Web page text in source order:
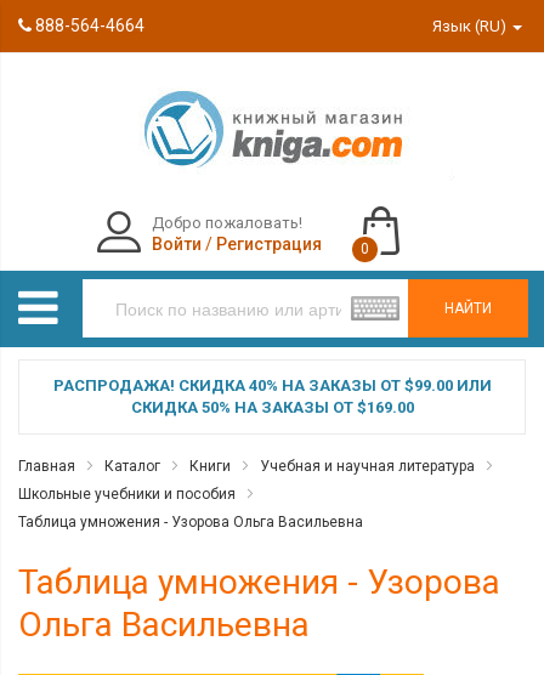
888-564-4664 Язык (RU)
НАЙТИ
Добро пожаловать!
Войти / Регистрация 0
РАСПРОДАЖА! СКИДКА 40% НА ЗАКАЗЫ ОТ $99.00 ИЛИ
СКИДКА 50% НА ЗАКАЗЫ ОТ $169.00
Главная Каталог Книги
Учебная и научная литература
Школьные учебники и пособия
Таблица умножения - Узорова Ольга Васильевна
Таблица умножения - Узорова
Ольга Васильевна